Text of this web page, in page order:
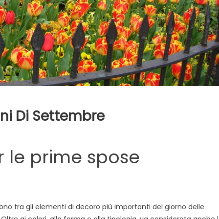
Di Settembre
le prime spose
tra gli elementi di decoro più importanti del giorno delle